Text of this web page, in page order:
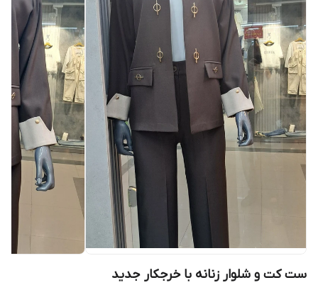
ست کت و شلوار زنانه با خرجکار جدید